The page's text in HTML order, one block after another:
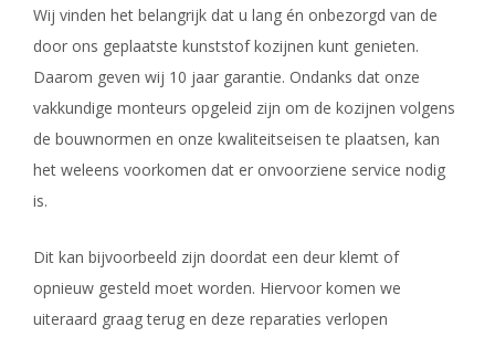
Wij vinden het belangrijk dat u lang én onbezorgd van de
door ons geplaatste kunststof kozijnen kunt genieten.
Daarom geven wij 10 jaar garantie. Ondanks dat onze
vakkundige monteurs opgeleid zijn om de kozijnen volgens
de bouwnormen en onze kwaliteitseisen te plaatsen, kan
het weleens voorkomen dat er onvoorziene service nodig
is.
Dit kan bijvoorbeeld zijn doordat een deur klemt of
opnieuw gesteld moet worden. Hiervoor komen we
uiteraard graag terug en deze reparaties verlopen